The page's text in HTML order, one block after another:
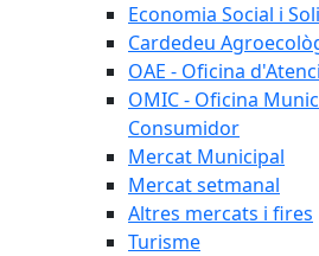
Economia Social i
Cardedeu
OAE - Oficina
OMIC - Oficina
Consumidor
Mercat Municipal
Mercat setmanal
Altres mercats i fires
Turisme